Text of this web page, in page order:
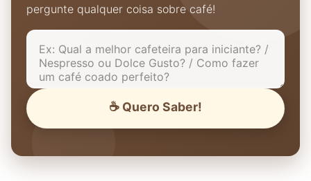
pergunte qualquer coisa sobre café!
☕ Quero Saber!